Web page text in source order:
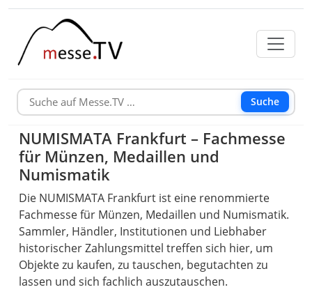
Suche
NUMISMATA Frankfurt – Fachmesse
für Münzen, Medaillen und
Numismatik
Die NUMISMATA Frankfurt ist eine renommierte
Fachmesse für Münzen, Medaillen und Numismatik.
Sammler, Händler, Institutionen und Liebhaber
historischer Zahlungsmittel treffen sich hier, um
Objekte zu kaufen, zu tauschen, begutachten zu
lassen und sich fachlich auszutauschen.